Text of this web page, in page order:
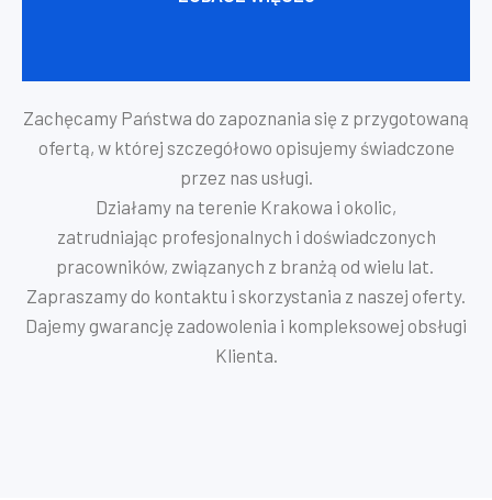
Zachęcamy Państwa do zapoznania się z przygotowaną
ofertą, w której szczegółowo opisujemy świadczone
przez nas usługi.
Działamy na terenie Krakowa i okolic,
zatrudniając profesjonalnych i doświadczonych
pracowników, związanych z branżą od wielu lat.
Zapraszamy do kontaktu i skorzystania z naszej oferty.
Dajemy gwarancję zadowolenia i kompleksowej obsługi
Klienta.